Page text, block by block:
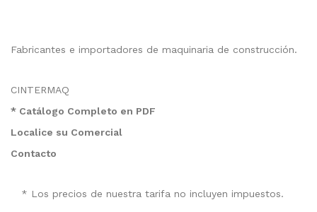
Fabricantes e importadores de maquinaria de construcción.
CINTERMAQ
* Catálogo Completo en PDF
Localice su Comercial
Contacto
* Los precios de nuestra tarifa no incluyen impuestos.